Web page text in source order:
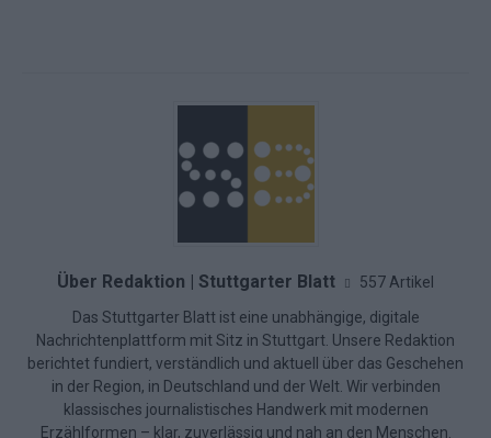
Über Redaktion | Stuttgarter Blatt 557 Artikel
Das Stuttgarter Blatt ist eine unabhängige, digitale
Nachrichtenplattform mit Sitz in Stuttgart. Unsere Redaktion
berichtet fundiert, verständlich und aktuell über das Geschehen
in der Region, in Deutschland und der Welt. Wir verbinden
klassisches journalistisches Handwerk mit modernen
Erzählformen – klar, zuverlässig und nah an den Menschen.